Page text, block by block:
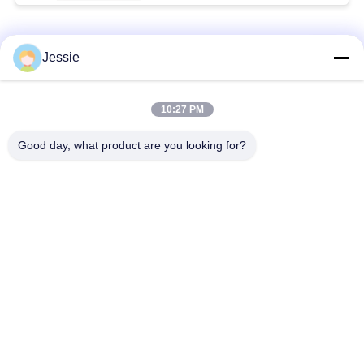
लोकप्रिय श्रेणियां
पीवीसी कार्ड सामग्री
इंकजेट प्रिंट करने योग्य
डिजिटल प्रिंटिंग पीवीसी
Jessie
10:27 PM
Good day, what product are you looking for?